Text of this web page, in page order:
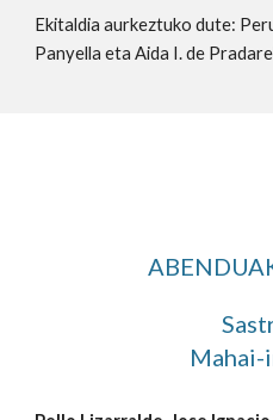
Ekitaldia aurkeztuko dute:
Panyella eta Aida I. de
Mahai-